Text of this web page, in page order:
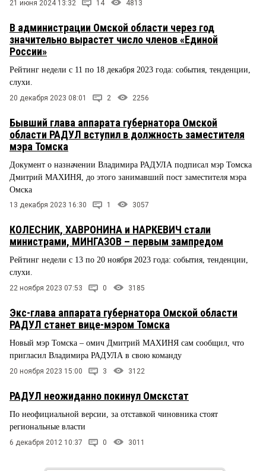
21 июня 2024 13:32 14 4813
В администрации Омской области через год
значительно вырастет число членов «Единой
России»
Рейтинг недели с 11 по 18 декабря 2023 года: события, тенденции,
слухи.
20 декабря 2023 08:01 2 2256
Бывший глава аппарата губернатора Омской
области РАДУЛ вступил в должность заместителя
мэра Томска
Документ о назначении Владимира РАДУЛА подписал мэр Томска
Дмитрий МАХИНЯ, до этого занимавший пост заместителя мэра
Омска
13 декабря 2023 16:30 1 3057
КОЛЕСНИК, ХАВРОНИНА и НАРКЕВИЧ стали
министрами, МИНГАЗОВ – первым зампредом
Рейтинг недели с 13 по 20 ноября 2023 года: события, тенденции,
слухи.
22 ноября 2023 07:53 0 3185
Экс-глава аппарата губернатора Омской области
РАДУЛ станет вице-мэром Томска
Новый мэр Томска – омич Дмитрий МАХИНЯ сам сообщил, что
пригласил Владимира РАДУЛА в свою команду
20 ноября 2023 15:00 3 3122
РАДУЛ неожиданно покинул Омскстат
По неофициальной версии, за отставкой чиновника стоят
региональные власти
6 декабря 2012 10:37 0 3011